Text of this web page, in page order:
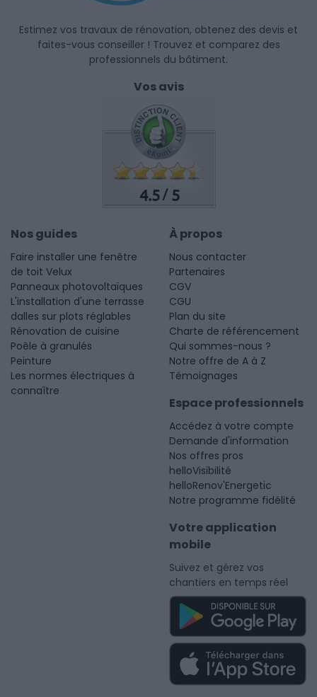
Estimez vos travaux de rénovation, obtenez des devis et
faites-vous conseiller ! Trouvez et comparez des
professionnels du bâtiment.
Vos avis
4.5 /5
Nos guides
Faire installer une fenêtre
de toit Velux
Panneaux photovoltaïques
L'installation d'une terrasse
dalles sur plots réglables
Rénovation de cuisine
Poêle à granulés
Peinture
Les normes électriques à
connaître
À propos
Nous contacter
Partenaires
CGV
CGU
Plan du site
Charte de référencement
Qui sommes-nous ?
Notre offre de A à Z
Témoignages
Espace professionnels
Accédez à votre compte
Demande d'information
Nos offres pros
helloVisibilité
helloRenov'Energetic
Notre programme fidélité
Votre application
mobile
Suivez et gérez vos
chantiers en temps réel